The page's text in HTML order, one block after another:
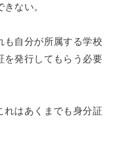
ない。
も自分が所属する学校
を発行してもらう必要
れはあくまでも身分証